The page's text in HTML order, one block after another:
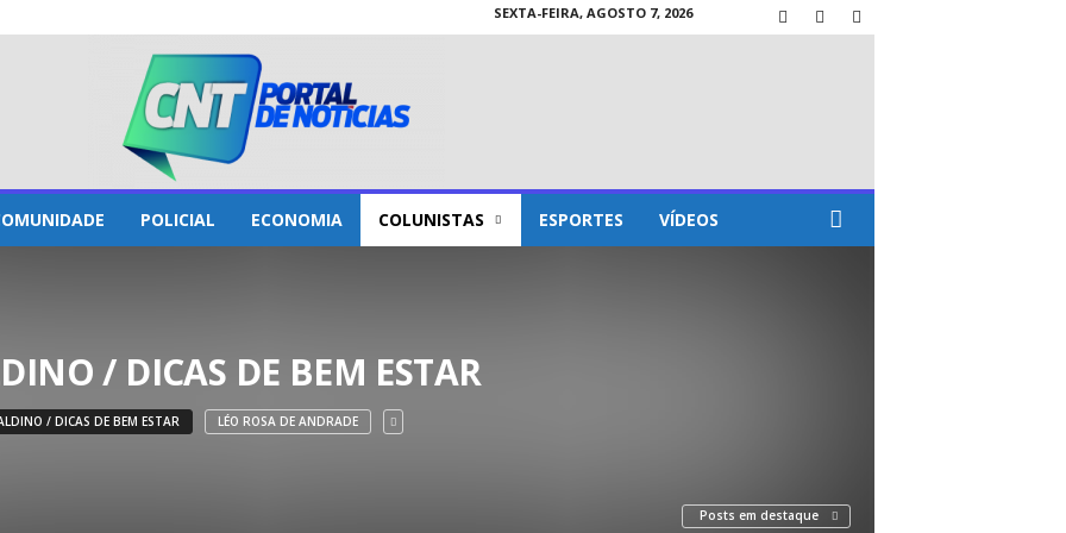
SEXTA-FEIRA, AGOSTO 7, 2026
POLICIAL ECONOMIA COLUNISTAS ESPORTES VÍDEOS
/ DICAS DE BEM ESTAR
/ DICAS DE BEM ESTAR LÉO ROSA DE ANDRADE
Posts em destaque